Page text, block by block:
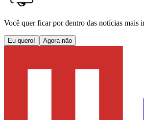
Você quer ficar por dentro das notícias mais
Eu quero! Agora não